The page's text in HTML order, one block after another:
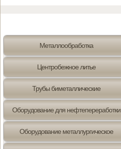
Металлообработка
Центробежное литье
Трубы биметаллические
Оборудование для нефтепереработки
Оборудование металлургическое